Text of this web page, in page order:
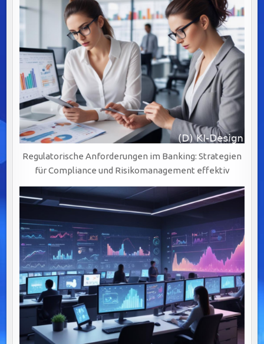
Regulatorische Anforderungen im Banking: Strategien
für Compliance und Risikomanagement effektiv